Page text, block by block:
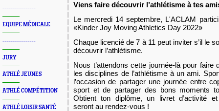
-----------------
EQUIPE MÉDICALE
-----------------
JURY
ATHLÉ JEUNES
ATHLÉ COMPÉTITION
ATHLÉ LOISIR SANTÉ
Viens faire découvrir l’athlétisme à tes
Le mercredi 14 septembre, L'ACLAM
«Kinder Joy Moving Athletics Day 2022»
Chaque licencié de 7 à 11 peut inviter s’il le
découvrir l’athlétisme.
Nous t’attendons cette journée-là pour faire
les disciplines de l’athlétisme à un ami.
l’occasion de partager une journée entre
sport et de partager des bons moments
Obtient ton diplôme, un livret d’activité
seront au rendez-vous !